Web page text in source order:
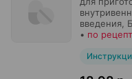
введения,
• по